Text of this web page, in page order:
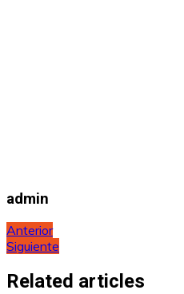
admin
Navegación
de
entradas
Anterior
Siguiente
Related articles